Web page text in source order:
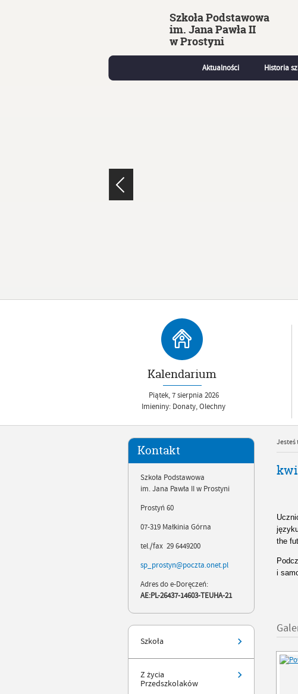
Szkoła Podstawowa
im. Jana Pawła II
w Prostyni
Aktualności Historia
Kalendarium
Piątek,7sierpnia 2026
Imieniny: Donaty, Olechny
Kontakt
Szkoła Podstawowa
im. Jana Pawła II w Prostyni
Prostyń 60
07-319 Małkinia Górna
tel./fax 29 6449200
sp_prostyn@poczta.onet.pl
Adres do e-Doręczeń:
AE:PL-26437-14603-TEUHA-21
Szkoła
Z życia
Przedszkolaków
Jesteś
the
i